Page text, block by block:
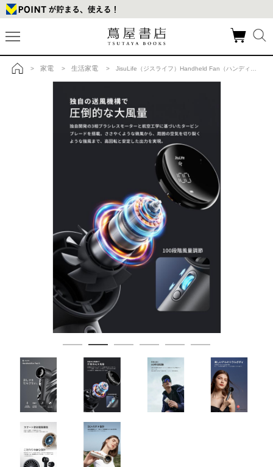
> 家電 > 生活家電 > JisuLife（ジスライフ）Handheld Fan（ハンディファン） Pro1 S Dark Grayの商品詳細